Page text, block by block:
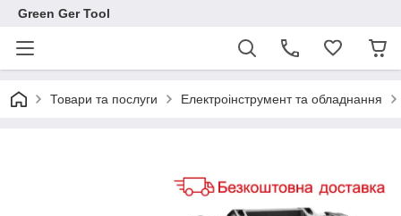
Green Ger Tool
Товари та послуги Електроінструмент та обладнання